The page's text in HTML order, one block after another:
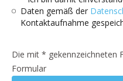
Daten gemäß der
Kontaktaufnahme
Die mit * gekennzeichneten
Formular